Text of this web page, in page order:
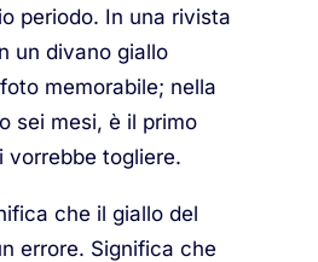
periodo. In una rivista
un divano giallo
memorabile; nella
sei mesi, è il primo
vorrebbe togliere.
che il giallo del
errore. Significa che